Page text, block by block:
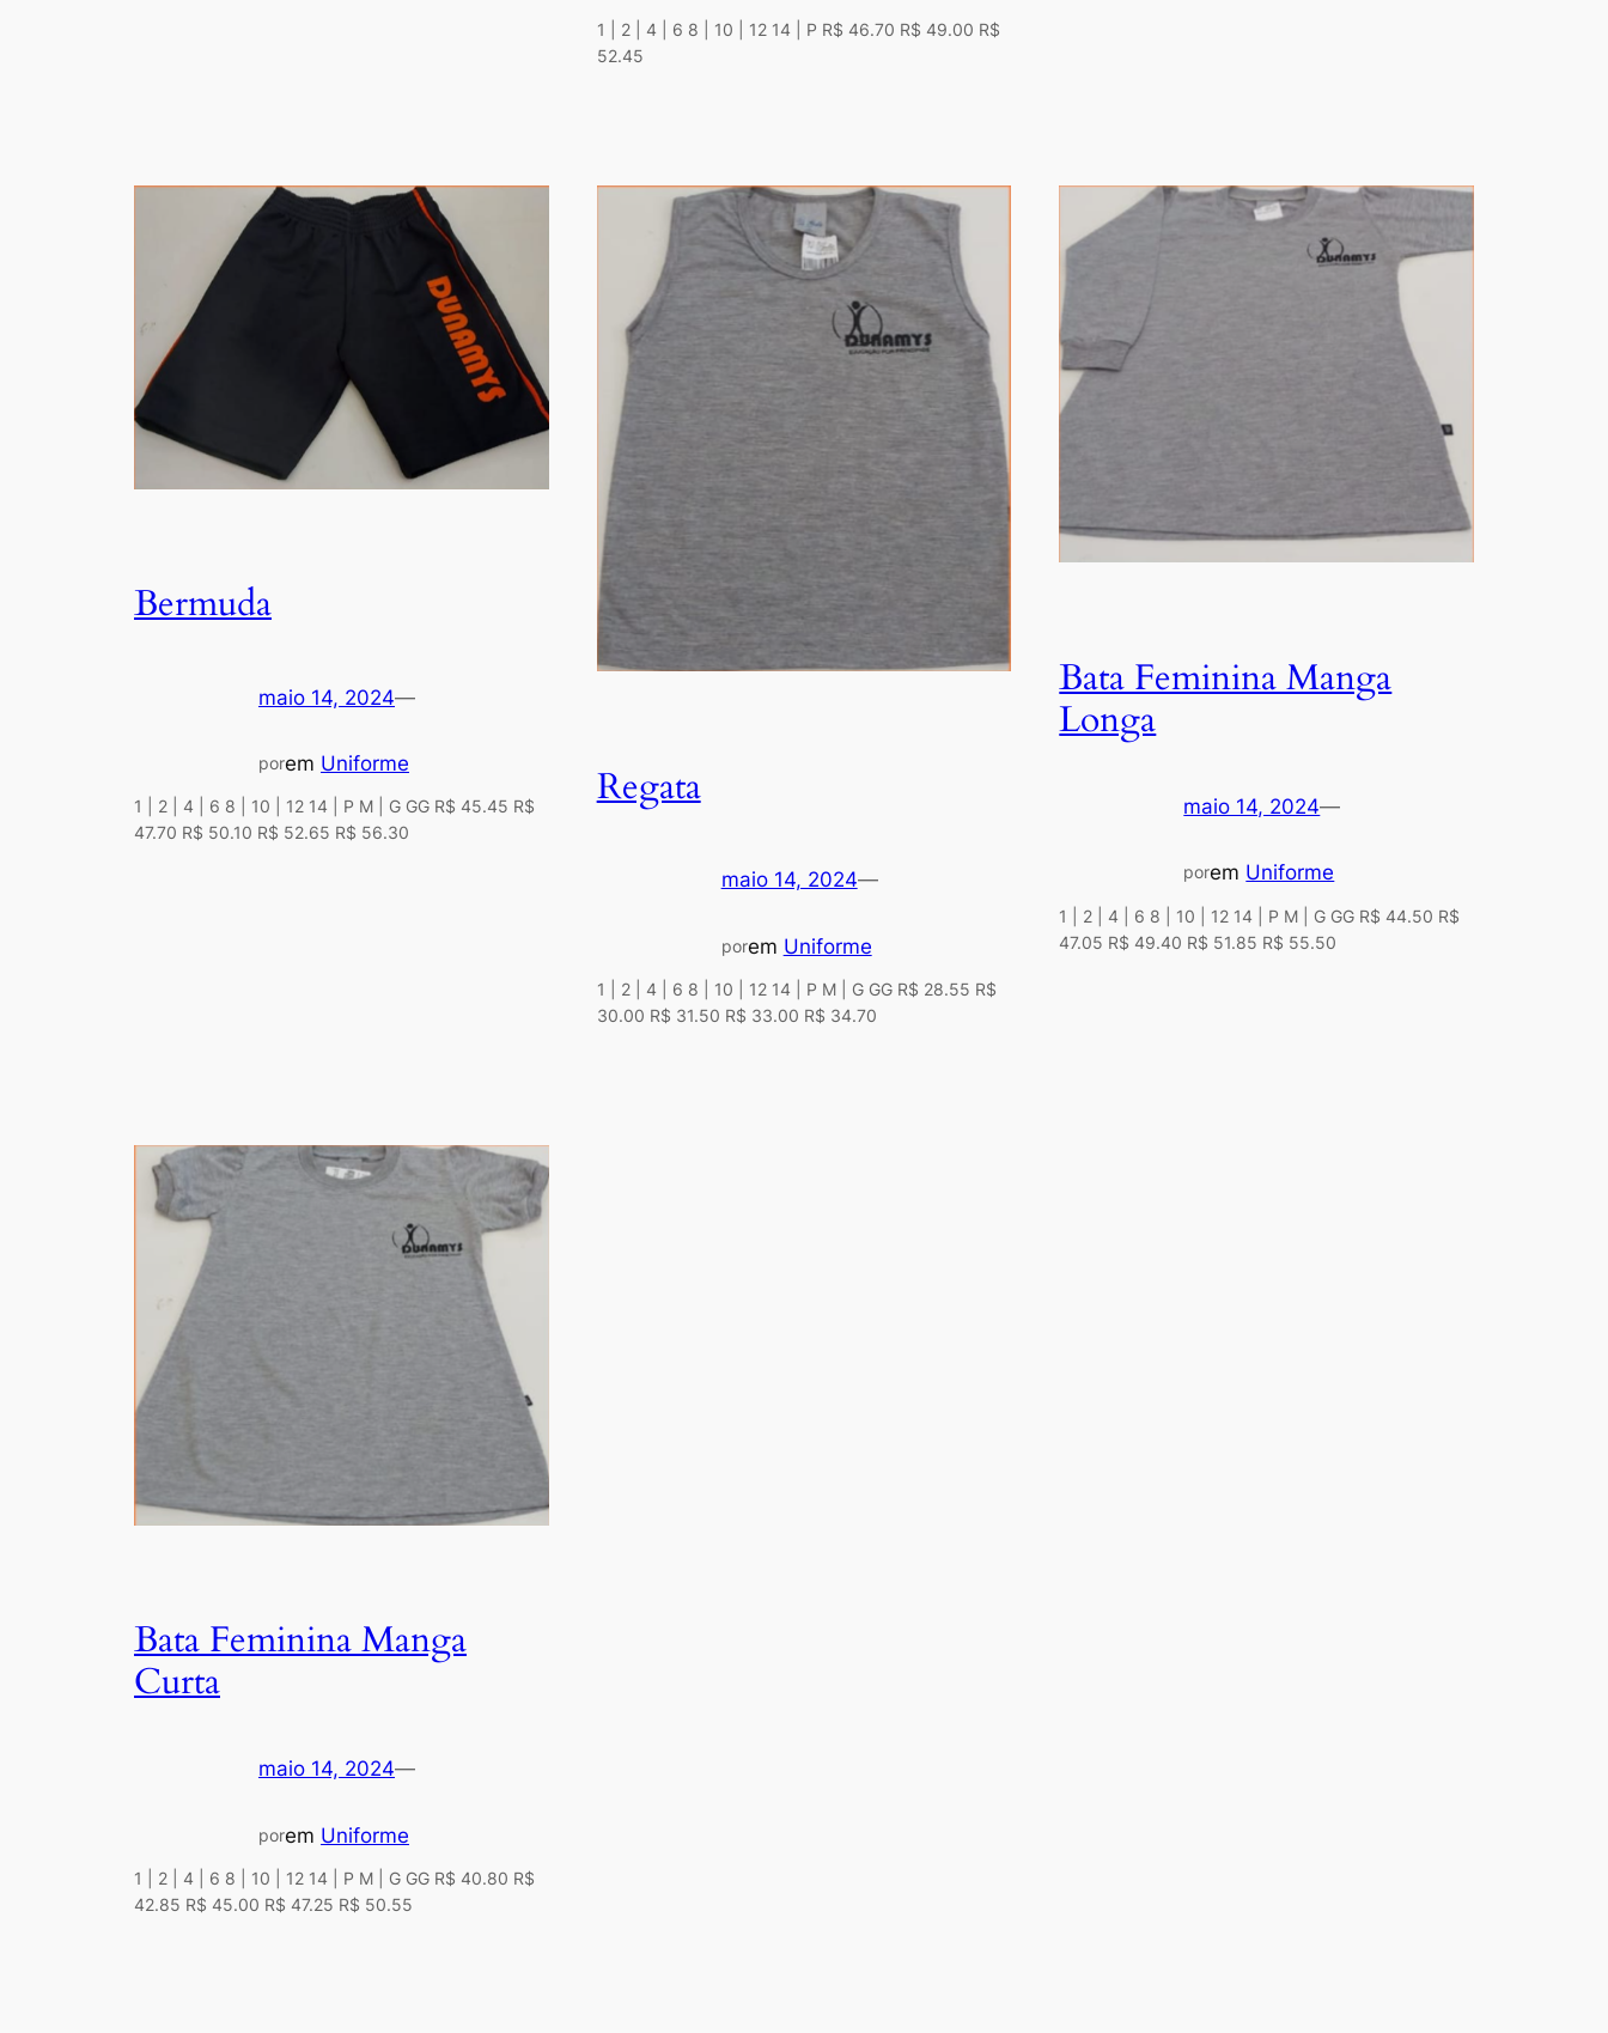
1 | 2 | 4 | 6 8 | 10 | 12 14 | P R$ 46.70 R$ 49.00 R$
52.45
Bermuda
maio 14, 2024—
porem Uniforme
1 | 2 | 4 | 6 8 | 10 | 12 14 | P M | G GG R$ 45.45 R$
47.70 R$ 50.10 R$ 52.65 R$ 56.30
Regata
maio 14, 2024—
porem Uniforme
1 | 2 | 4 | 6 8 | 10 | 12 14 | P M | G GG R$ 28.55 R$
30.00 R$ 31.50 R$ 33.00 R$ 34.70
Bata Feminina Manga
Longa
maio 14, 2024—
porem Uniforme
1 | 2 | 4 | 6 8 | 10 | 12 14 | P M | G GG R$ 44.50 R$
47.05 R$ 49.40 R$ 51.85 R$ 55.50
Bata Feminina Manga
Curta
maio 14, 2024—
porem Uniforme
1 | 2 | 4 | 6 8 | 10 | 12 14 | P M | G GG R$ 40.80 R$
42.85 R$ 45.00 R$ 47.25 R$ 50.55